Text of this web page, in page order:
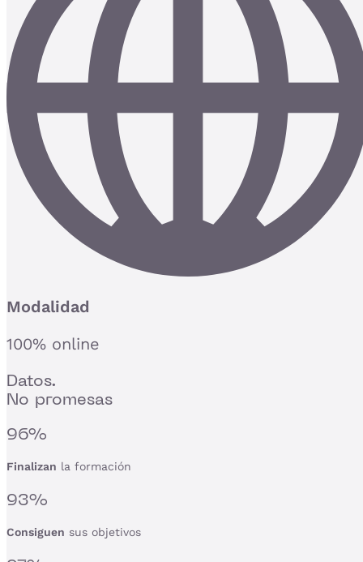
Modalidad
100% online
Datos.
No promesas
96%
Finalizan la formación
93%
Consiguen sus objetivos